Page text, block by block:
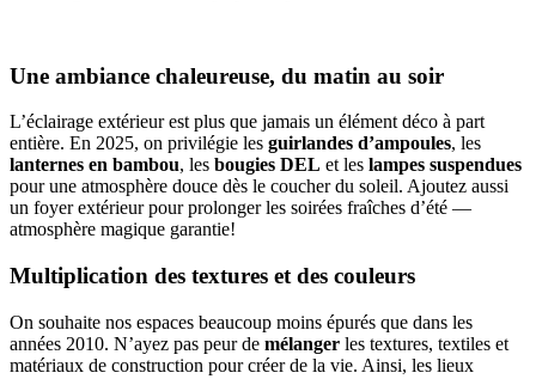
Une ambiance chaleureuse, du matin au soir
L’éclairage extérieur est plus que jamais un élément déco à part
entière. En 2025, on privilégie les guirlandes d’ampoules, les
lanternes en bambou, les bougies DEL et les lampes suspendues
pour une atmosphère douce dès le coucher du soleil. Ajoutez aussi
un foyer extérieur pour prolonger les soirées fraîches d’été —
atmosphère magique garantie!
Multiplication des textures et des couleurs
On souhaite nos espaces beaucoup moins épurés que dans les
années 2010. N’ayez pas peur de mélanger les textures, textiles et
matériaux de construction pour créer de la vie. Ainsi, les lieux